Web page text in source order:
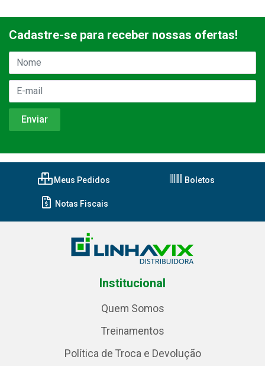
Cadastre-se para receber nossas ofertas!
Meus Pedidos Boletos
Notas Fiscais
Institucional
Quem Somos
Treinamentos
Política de Troca e Devolução